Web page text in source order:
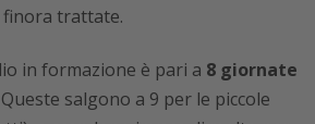
trattate.
in formazione è pari a 8 giornate
Queste salgono a 9 per le piccole